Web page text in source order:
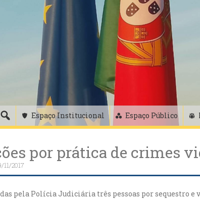
Espaço Institucional Espaço Público
por prática de crimes
11/2017
pela Polícia Judiciária três pessoas por sequestro